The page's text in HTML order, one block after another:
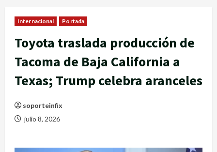
Internacional Portada
Toyota traslada producción de
Tacoma de Baja California a
Texas; Trump celebra aranceles
soporteinfix
julio 8, 2026